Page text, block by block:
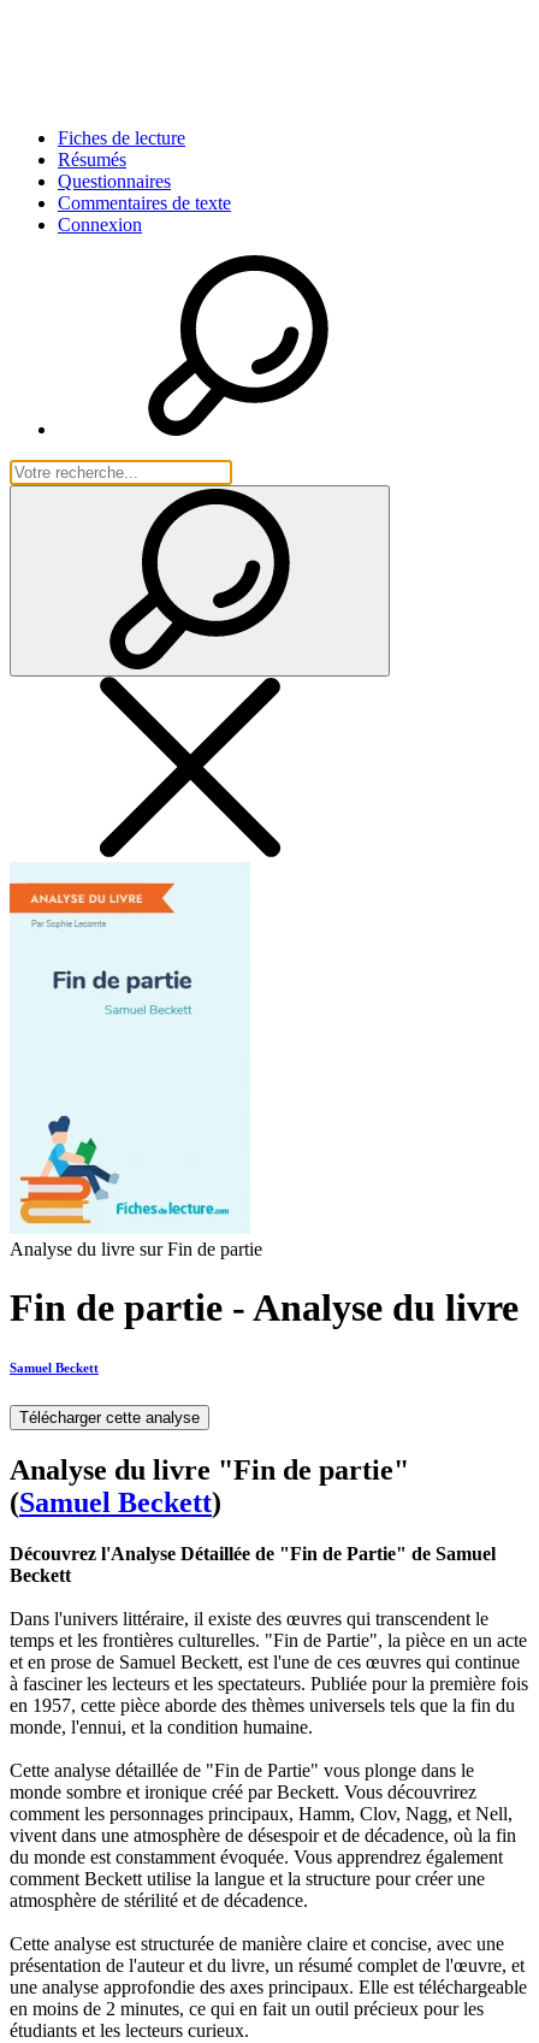
Fiches de lecture
Résumés
Questionnaires
Commentaires de texte
Connexion
Analyse du livre sur Fin de partie
Fin de partie - Analyse du livre
Samuel Beckett
Télécharger cette analyse
Analyse du livre "Fin de partie"
(Samuel Beckett)
Découvrez l'Analyse Détaillée de "Fin de Partie" de Samuel
Beckett
Dans l'univers littéraire, il existe des œuvres qui transcendent le
temps et les frontières culturelles. "Fin de Partie", la pièce en un acte
et en prose de Samuel Beckett, est l'une de ces œuvres qui continue
à fasciner les lecteurs et les spectateurs. Publiée pour la première fois
en 1957, cette pièce aborde des thèmes universels tels que la fin du
monde, l'ennui, et la condition humaine.
Cette analyse détaillée de "Fin de Partie" vous plonge dans le
monde sombre et ironique créé par Beckett. Vous découvrirez
comment les personnages principaux, Hamm, Clov, Nagg, et Nell,
vivent dans une atmosphère de désespoir et de décadence, où la fin
du monde est constamment évoquée. Vous apprendrez également
comment Beckett utilise la langue et la structure pour créer une
atmosphère de stérilité et de décadence.
Cette analyse est structurée de manière claire et concise, avec une
présentation de l'auteur et du livre, un résumé complet de l'œuvre, et
une analyse approfondie des axes principaux. Elle est téléchargeable
en moins de 2 minutes, ce qui en fait un outil précieux pour les
étudiants et les lecteurs curieux.